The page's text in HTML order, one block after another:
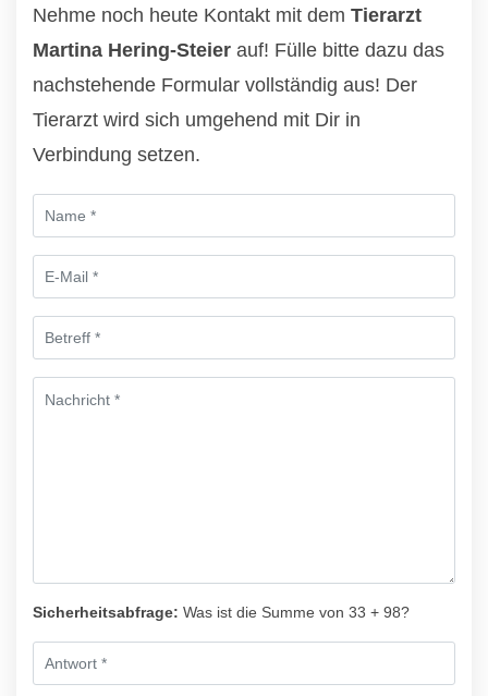
Nehme noch heute Kontakt mit dem Tierarzt
Martina Hering-Steier auf! Fülle bitte dazu das
nachstehende Formular vollständig aus! Der
Tierarzt wird sich umgehend mit Dir in
Verbindung setzen.
Sicherheitsabfrage: Was ist die Summe von 33 + 98?